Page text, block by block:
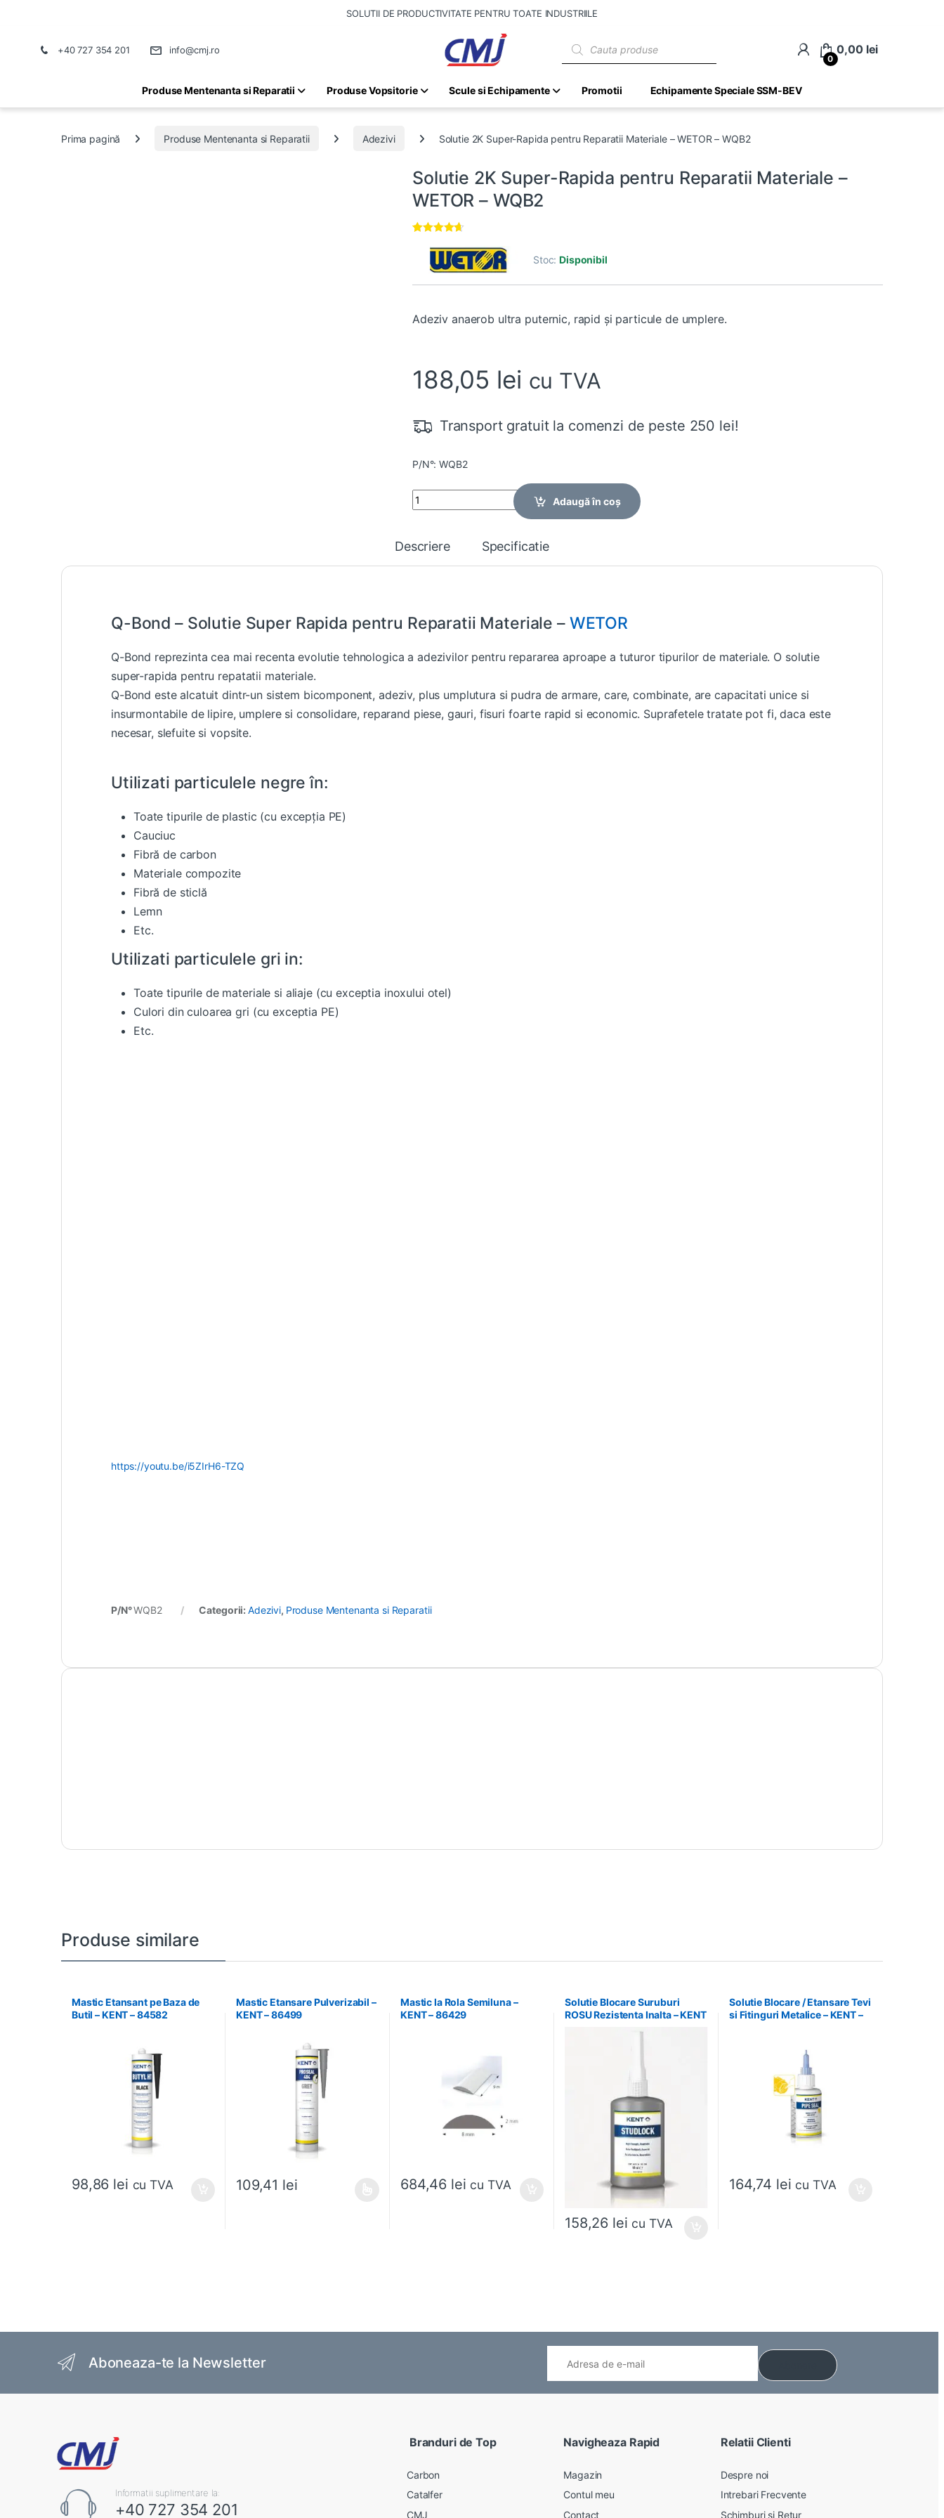
SOLUTII DE PRODUCTIVITATE PENTRU TOATE INDUSTRIILE
+40 727 354 201 info@cmj.ro
0
0,00 lei
Produse Mentenanta si Reparatii Produse Vopsitorie Scule si Echipamente Promotii Echipamente Speciale SSM-BEV
Prima pagină Produse Mentenanta si Reparatii Adezivi Solutie 2K Super-Rapida pentru Reparatii Materiale – WETOR – WQB2
Solutie 2K Super-Rapida pentru Reparatii Materiale –
WETOR – WQB2
4.50din 5
pe baza a
evaluări de
Stoc: Disponibil
Adeziv anaerob ultra puternic, rapid și particule de umplere.
188,05 lei cu TVA
Transport gratuit la comenzi de peste 250 lei!
P/N°: WQB2
Quantity
Adaugă în coș
Descriere Specificatie
Q-Bond – Solutie Super Rapida pentru Reparatii Materiale – WETOR
Q-Bond reprezinta cea mai recenta evolutie tehnologica a adezivilor pentru repararea aproape a tuturor tipurilor de materiale. O solutie
super-rapida pentru repatatii materiale.
Q-Bond este alcatuit dintr-un sistem bicomponent, adeziv, plus umplutura si pudra de armare, care, combinate, are capacitati unice si
insurmontabile de lipire, umplere si consolidare, reparand piese, gauri, fisuri foarte rapid si economic. Suprafetele tratate pot fi, daca este
necesar, slefuite si vopsite.
Utilizati particulele negre în:
Toate tipurile de plastic (cu excepția PE)
Cauciuc
Fibră de carbon
Materiale compozite
Fibră de sticlă
Lemn
Etc.
Utilizati particulele gri in:
Toate tipurile de materiale si aliaje (cu exceptia inoxului otel)
Culori din culoarea gri (cu exceptia PE)
Etc.
https://youtu.be/i5ZIrH6-TZQ
P/N°WQB2 Categorii: Adezivi, Produse Mentenanta si Reparatii
Produse similare
Mastic Etansant pe Baza de
Butil – KENT – 84582
98,86 lei cu TVA
Mastic Etansare Pulverizabil –
KENT – 86499
109,41 lei
Mastic la Rola Semiluna –
KENT – 86429
684,46 lei cu TVA
Solutie Blocare Suruburi
ROSU Rezistenta Inalta – KENT
158,26 lei cu TVA
Solutie Blocare / Etansare Tevi
si Fitinguri Metalice – KENT –
164,74 lei cu TVA
Aboneaza-te la Newsletter
Informatii suplimentare la:
+40 727 354 201
Branduri de Top
Carbon
Catalfer
CMJ
Navigheaza Rapid
Magazin
Contul meu
Contact
Relatii Clienti
Despre noi
Intrebari Frecvente
Schimburi si Retur